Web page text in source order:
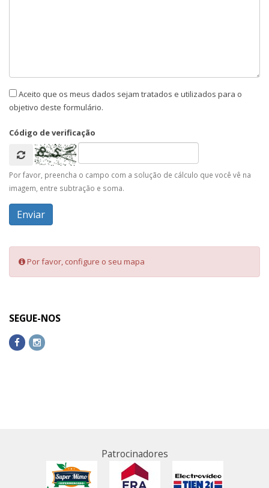
Aceito que os meus dados sejam tratados e utilizados para o
objetivo deste formulário.
Código de verificação
Por favor, preencha o campo com a solução de cálculo que você vê na
imagem, entre subtração e soma.
Por favor, configure o seu mapa
SEGUE-NOS
Patrocinadores